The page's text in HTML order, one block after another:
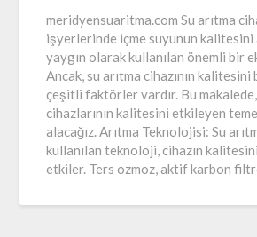
meridyensuaritma.com Su arıtma
işyerlerinde içme suyunun kalitesini
yaygın olarak kullanılan önemli bir
Ancak, su arıtma cihazının
çeşitli faktörler vardır. Bu makalede,
cihazlarının kalitesini etkileyen
alacağız. Arıtma Teknolojisi: Su
kullanılan teknoloji, cihazın
etkiler. Ters ozmoz, aktif karbon